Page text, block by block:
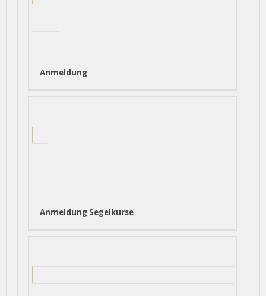
Anmeldung
Anmeldung Segelkurse